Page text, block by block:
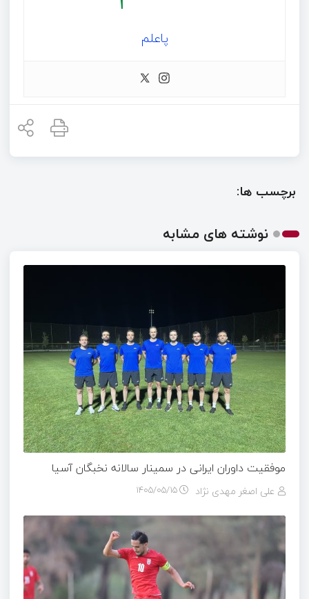
پاعلم
برچسب ها:
نوشته های مشابه
موفقیت داوران ایرانی در سمینار سالانه نخبگان آسیا
علی اصغر مهدی نژاد ۱۴۰۵/۰۵/۱۵